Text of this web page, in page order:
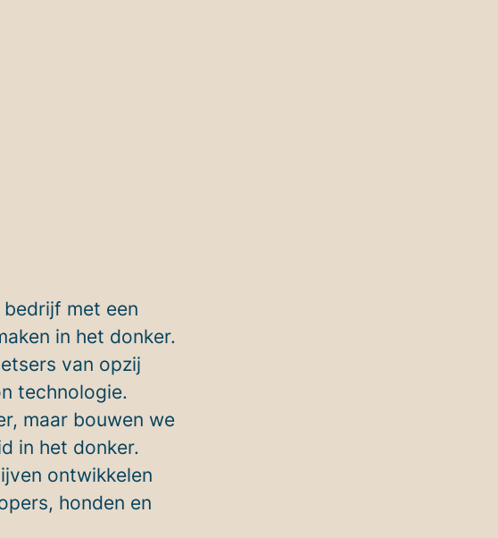
met een
in het donker.
van opzij
technologie.
maar bouwen we
in het donker.
ontwikkelen
honden en